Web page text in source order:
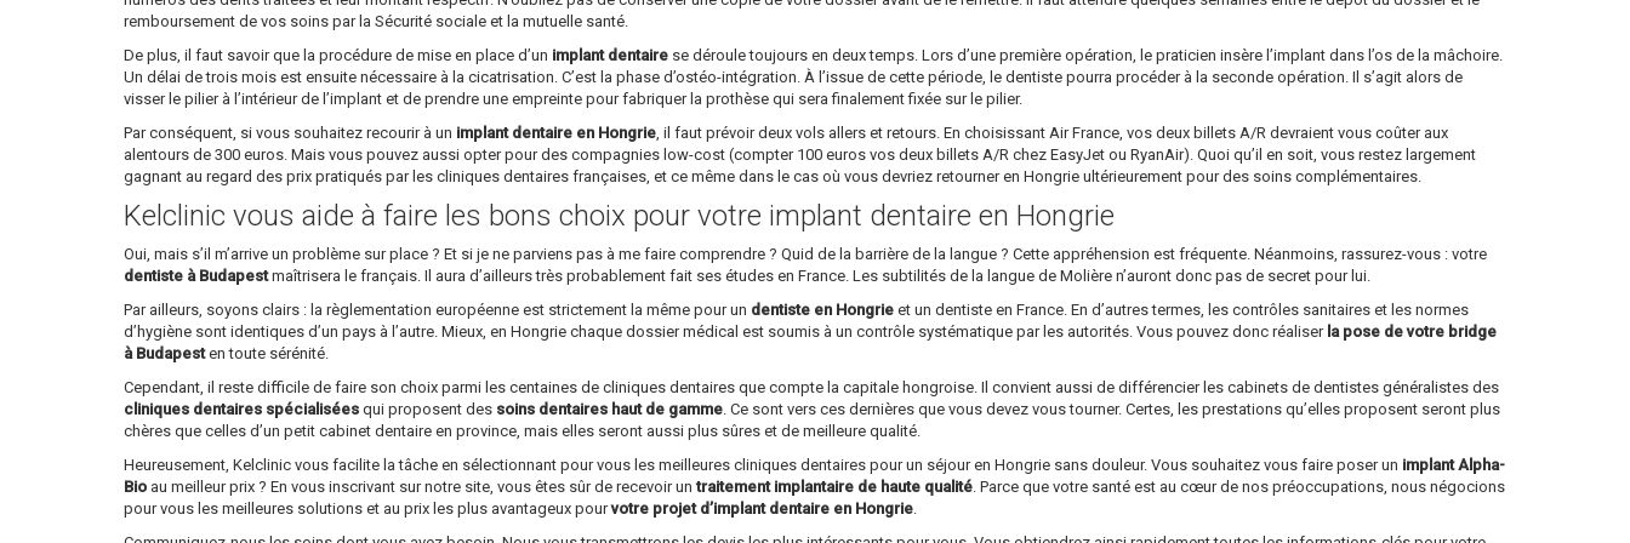
remboursement de vos soins par la Sécurité sociale et la mutuelle santé.
De plus, il faut savoir que la procédure de mise en place d’un implant dentaire se déroule toujours en deux temps. Lors d’une première opération, le praticien insère l’implant dans l’os de la mâchoire.
Un délai de trois mois est ensuite nécessaire à la cicatrisation. C’est la phase d’ostéo-intégration. À l’issue de cette période, le dentiste pourra procéder à la seconde opération. Il s’agit alors de
visser le pilier à l’intérieur de l’implant et de prendre une empreinte pour fabriquer la prothèse qui sera finalement fixée sur le pilier.
Par conséquent, si vous souhaitez recourir à un implant dentaire en Hongrie, il faut prévoir deux vols allers et retours. En choisissant Air France, vos deux billets A/R devraient vous coûter aux
alentours de 300 euros. Mais vous pouvez aussi opter pour des compagnies low-cost (compter 100 euros vos deux billets A/R chez EasyJet ou RyanAir). Quoi qu’il en soit, vous restez largement
gagnant au regard des prix pratiqués par les cliniques dentaires françaises, et ce même dans le cas où vous devriez retourner en Hongrie ultérieurement pour des soins complémentaires.
Kelclinic vous aide à faire les bons choix pour votre implant dentaire en Hongrie
Oui, mais s’il m’arrive un problème sur place ? Et si je ne parviens pas à me faire comprendre ? Quid de la barrière de la langue ? Cette appréhension est fréquente. Néanmoins, rassurez-vous : votre
dentiste à Budapestmaîtrisera le français. Il aura d’ailleurs très probablement fait ses études en France. Les subtilités de la langue de Molière n’auront donc pas de secret pour lui.
Par ailleurs, soyons clairs : la règlementation européenne est strictement la même pour un dentiste en Hongrie et un dentiste en France. En d’autres termes, les contrôles sanitaires et les normes
d’hygiène sont identiques d’un pays à l’autre. Mieux, en Hongrie chaque dossier médical est soumis à un contrôle systématique par les autorités. Vous pouvez donc réaliser la pose de votre bridge
à Budapesten toute sérénité.
Cependant, il reste difficile de faire son choix parmi les centaines de cliniques dentaires que compte la capitale hongroise. Il convient aussi de différencier les cabinets de dentistes généralistes des
cliniques dentaires spécialisées qui proposent des soins dentaires haut de gamme. Ce sont vers ces dernières que vous devez vous tourner. Certes, les prestations qu’elles proposent seront plus
chères que celles d’un petit cabinet dentaire en province, mais elles seront aussi plus sûres et de meilleure qualité.
Heureusement, Kelclinic vous facilite la tâche en sélectionnant pour vous les meilleures cliniques dentaires pour un séjour en Hongrie sans douleur. Vous souhaitez vous faire poser un implant Alpha-
Bio au meilleur prix ? En vous inscrivant sur notre site, vous êtes sûr de recevoir untraitement implantaire de haute qualité. Parce que votre santé est au cœur de nos préoccupations, nous négocions
pour vous les meilleures solutions et au prix les plus avantageux pourvotre projet d’implant dentaire en Hongrie.